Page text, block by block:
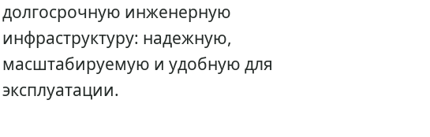
долгосрочную инженерную
инфраструктуру: надежную,
масштабируемую и удобную для
эксплуатации.